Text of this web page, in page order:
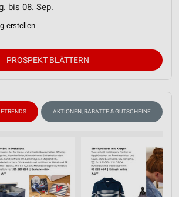
bis 08. Sep.
erstellen
PROSPEKT BLÄTTERN
AKTIONEN, RABATTE & GUTSCHEINE